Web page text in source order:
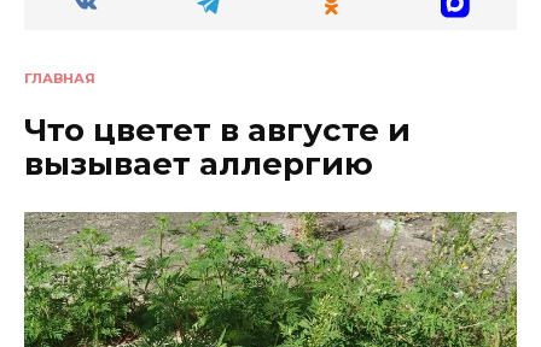
ГЛАВНАЯ
Что цветет в августе и
вызывает аллергию